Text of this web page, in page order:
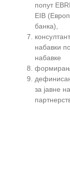
попут
EIB
банка),
набавки
набавке
за јавне